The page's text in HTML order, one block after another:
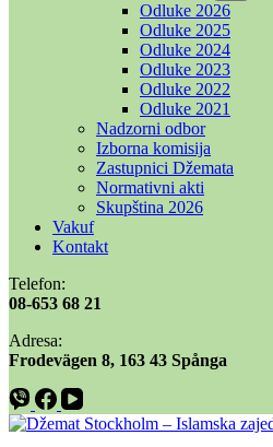
Odluke 2026
Odluke 2025
Odluke 2024
Odluke 2023
Odluke 2022
Odluke 2021
Nadzorni odbor
Izborna komisija
Zastupnici Džemata
Normativni akti
Skupština 2026
Vakuf
Kontakt
Telefon:
08-653 68 21
Adresa:
​​Frodevägen 8, 163 43 Spånga